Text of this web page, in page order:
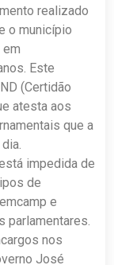
realizado
o município
Este
(Certidão
atesta aos
que a
impedida de
de
e
parlamentares.
nos
José